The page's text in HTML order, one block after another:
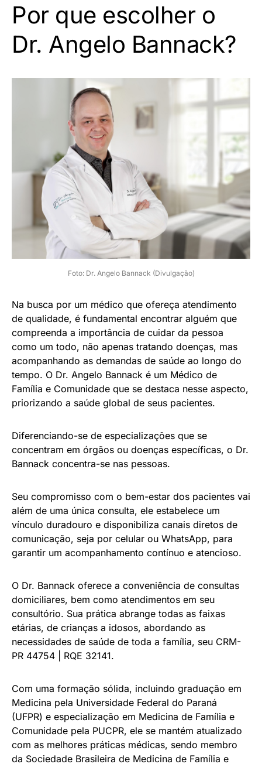
Por que escolher o
Dr. Angelo Bannack?
Foto: Dr. Angelo Bannack (Divulgação)
Na busca por um médico que ofereça atendimento
de qualidade, é fundamental encontrar alguém que
compreenda a importância de cuidar da pessoa
como um todo, não apenas tratando doenças, mas
acompanhando as demandas de saúde ao longo do
tempo. O Dr. Angelo Bannack é um Médico de
Família e Comunidade que se destaca nesse aspecto,
priorizando a saúde global de seus pacientes.
Diferenciando-se de especializações que se
concentram em órgãos ou doenças específicas, o Dr.
Bannack concentra-se nas pessoas.
Seu compromisso com o bem-estar dos pacientes vai
além de uma única consulta, ele estabelece um
vínculo duradouro e disponibiliza canais diretos de
comunicação, seja por celular ou WhatsApp, para
garantir um acompanhamento contínuo e atencioso.
O Dr. Bannack oferece a conveniência de consultas
domiciliares, bem como atendimentos em seu
consultório. Sua prática abrange todas as faixas
etárias, de crianças a idosos, abordando as
necessidades de saúde de toda a família, seu CRM-
PR 44754 | RQE 32141.
Com uma formação sólida, incluindo graduação em
Medicina pela Universidade Federal do Paraná
(UFPR) e especialização em Medicina de Família e
Comunidade pela PUCPR, ele se mantém atualizado
com as melhores práticas médicas, sendo membro
da Sociedade Brasileira de Medicina de Família e